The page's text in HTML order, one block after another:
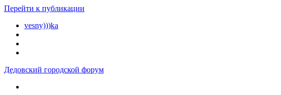
Перейти к публикации
vesny)))ka
Дедовский городской форум